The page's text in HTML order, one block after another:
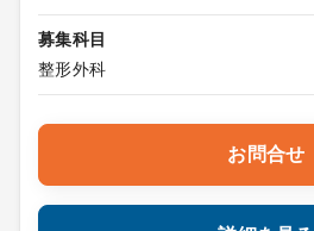
募集科目
整形外科
お問合せ